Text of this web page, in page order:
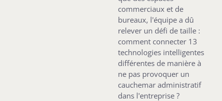
commerciaux et de
bureaux, l'équipe a dû
relever un défi de taille :
comment connecter 13
technologies intelligentes
différentes de manière à
ne pas provoquer un
cauchemar administratif
dans l'entreprise ?